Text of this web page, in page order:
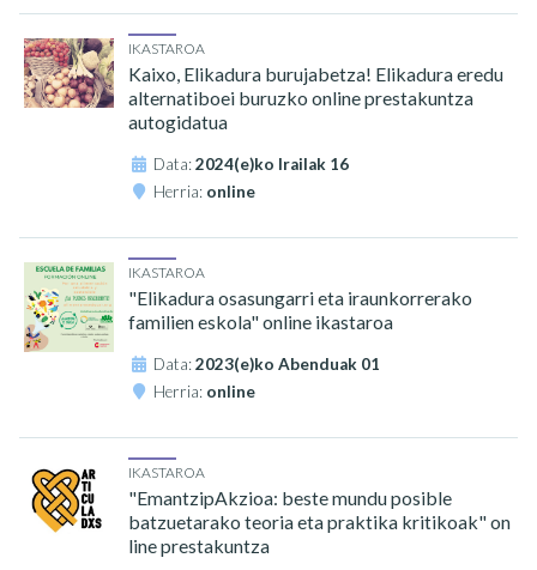
IKASTAROA
Kaixo, Elikadura burujabetza! Elikadura eredu
alternatiboei buruzko online prestakuntza
autogidatua
Data:2024(e)ko Irailak 16
Herria: online
IKASTAROA
"Elikadura osasungarri eta iraunkorrerako
familien eskola" online ikastaroa
Data:2023(e)ko Abenduak 01
Herria: online
IKASTAROA
"EmantzipAkzioa: beste mundu posible
batzuetarako teoria eta praktika kritikoak" on
line prestakuntza